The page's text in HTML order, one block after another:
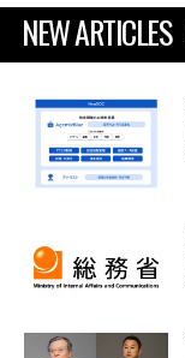
NEW ARTICLES